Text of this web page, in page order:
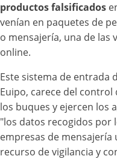
productos falsificados
venían en paquetes de
o mensajería, una de las
online.
Este sistema de entrada
Euipo, carece del
los buques y ejercen los
"los datos recogidos por
empresas de
recurso de vigilancia y